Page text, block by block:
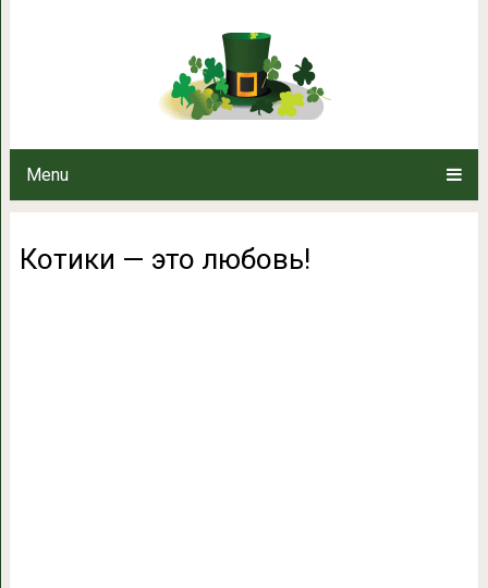
Menu
Котики — это любовь!